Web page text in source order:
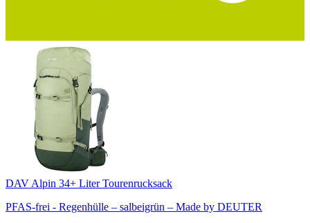
DAV Alpin 34+ Liter Tourenrucksack
PFAS-frei - Regenhülle – salbeigrün – Made by DEUTER